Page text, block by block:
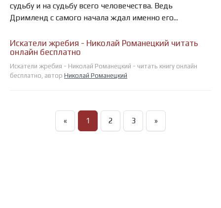
судьбу и на судьбу всего человечества. Ведь
Дримленд с самого начала ждал именно его...
Искатели жребия - Николай Романецкий читать
онлайн бесплатно
Искатели жребия - Николай Романецкий - читать книгу онлайн
бесплатно, автор Николай Романецкий
« 1 2 3 »